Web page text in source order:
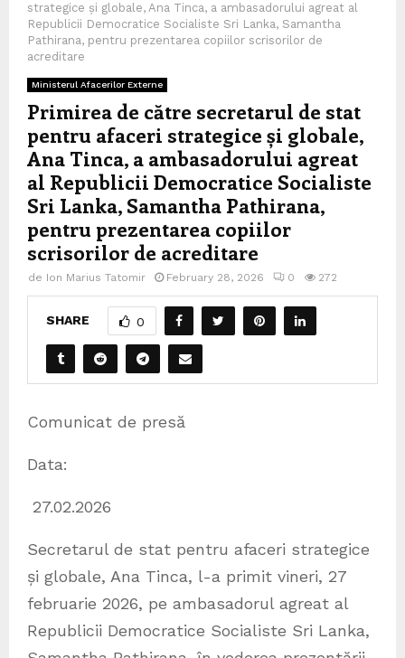
strategice și globale, Ana Tinca, a ambasadorului agreat al
Republicii Democratice Socialiste Sri Lanka, Samantha
Pathirana, pentru prezentarea copiilor scrisorilor de
acreditare
Ministerul Afacerilor Externe
Primirea de către secretarul de stat
pentru afaceri strategice și globale,
Ana Tinca, a ambasadorului agreat
al Republicii Democratice Socialiste
Sri Lanka, Samantha Pathirana,
pentru prezentarea copiilor
scrisorilor de acreditare
de Ion Marius Tatomir February 28, 2026 0 272
SHARE 0
Comunicat de presă
Data:
27.02.2026
Secretarul de stat pentru afaceri strategice
și globale, Ana Tinca, l-a primit vineri, 27
februarie 2026, pe ambasadorul agreat al
Republicii Democratice Socialiste Sri Lanka,